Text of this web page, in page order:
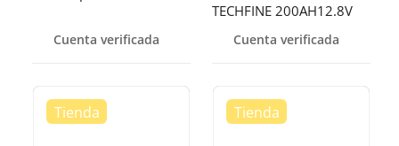
Cuenta verificada
TECHFINE 200AH12.8V
Cuenta verificada